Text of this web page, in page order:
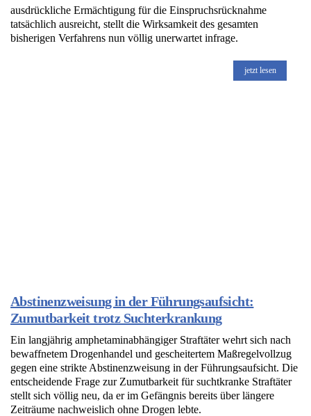
ausdrückliche Ermächtigung für die Einspruchsrücknahme
tatsächlich ausreicht, stellt die Wirksamkeit des gesamten
bisherigen Verfahrens nun völlig unerwartet infrage.
jetzt lesen
Abstinenzweisung in der Führungsaufsicht:
Zumutbarkeit trotz Suchterkrankung
Ein langjährig amphetaminabhängiger Straftäter wehrt sich nach
bewaffnetem Drogenhandel und gescheitertem Maßregelvollzug
gegen eine strikte Abstinenzweisung in der Führungsaufsicht. Die
entscheidende Frage zur Zumutbarkeit für suchtkranke Straftäter
stellt sich völlig neu, da er im Gefängnis bereits über längere
Zeiträume nachweislich ohne Drogen lebte.